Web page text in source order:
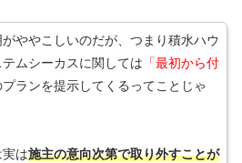
ややこしいのだが、つまり積水ハウ
ムシーカスに関しては 「最初から付
プランを提示してくるってことじゃ
は施主の意向次第で取り外すことが